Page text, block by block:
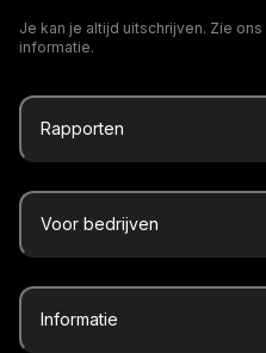
Je kan je altijd uitschrijven. Zie ons
informatie.
Rapporten
Voor bedrijven
Informatie